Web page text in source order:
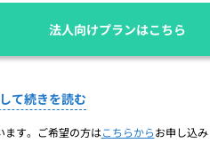
法人向けプランはこちら
て続きを読む
ます。ご希望の方はこちらからお申し込み